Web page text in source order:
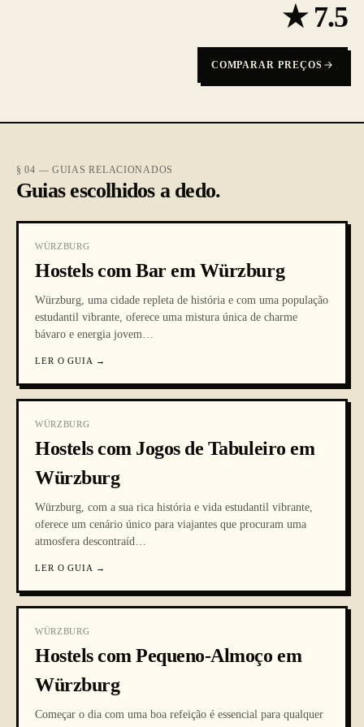
★ 7.5
COMPARAR PREÇOS
§ 04 — GUIAS RELACIONADOS
Guias escolhidos a dedo.
WÜRZBURG
Hostels com Bar em Würzburg
Würzburg, uma cidade repleta de história e com uma população
estudantil vibrante, oferece uma mistura única de charme
bávaro e energia jovem…
LER O GUIA →
WÜRZBURG
Hostels com Jogos de Tabuleiro em
Würzburg
Würzburg, com a sua rica história e vida estudantil vibrante,
oferece um cenário único para viajantes que procuram uma
atmosfera descontraíd…
LER O GUIA →
WÜRZBURG
Hostels com Pequeno-Almoço em
Würzburg
Começar o dia com uma boa refeição é essencial para qualquer